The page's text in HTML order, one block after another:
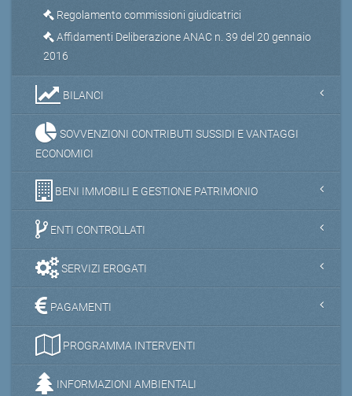
Regolamento commissioni giudicatrici
Affidamenti Deliberazione ANAC n. 39 del 20 gennaio
2016
BILANCI
SOVVENZIONI CONTRIBUTI SUSSIDI E VANTAGGI
ECONOMICI
BENI IMMOBILI E GESTIONE PATRIMONIO
ENTI CONTROLLATI
SERVIZI EROGATI
PAGAMENTI
PROGRAMMA INTERVENTI
INFORMAZIONI AMBIENTALI